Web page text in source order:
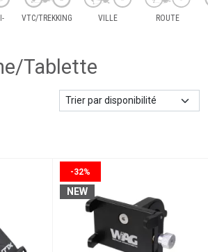
VTC/TREKKING VILLE ROUTE
Tablette
-32%
NEW